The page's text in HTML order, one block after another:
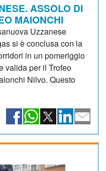
ASSOLO DI
MAIONCHI
Uzzanese
si è conclusa con la
in un pomeriggio
valida per il Trofeo
Nilvo. Questo